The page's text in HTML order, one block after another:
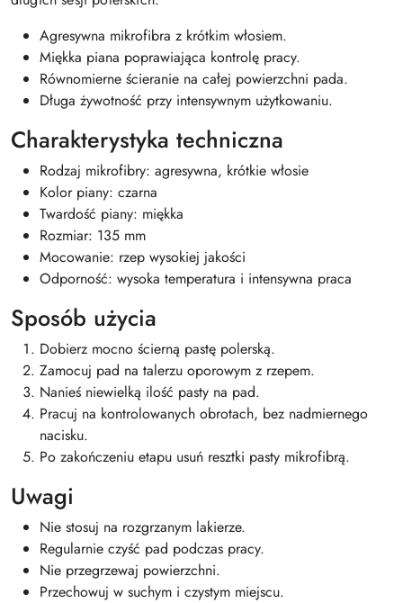
Agresywna mikrofibra z krótkim włosiem.
Miękka piana poprawiająca kontrolę pracy.
Równomierne ścieranie na całej powierzchni pada.
Długa żywotność przy intensywnym użytkowaniu.
Charakterystyka techniczna
Rodzaj mikrofibry: agresywna, krótkie włosie
Kolor piany: czarna
Twardość piany: miękka
Rozmiar: 135 mm
Mocowanie: rzep wysokiej jakości
Odporność: wysoka temperatura i intensywna praca
Sposób użycia
Dobierz mocno ścierną pastę polerską.
Zamocuj pad na talerzu oporowym z rzepem.
Nanieś niewielką ilość pasty na pad.
Pracuj na kontrolowanych obrotach, bez nadmiernego
nacisku.
Po zakończeniu etapu usuń resztki pasty mikrofibrą.
Uwagi
Nie stosuj na rozgrzanym lakierze.
Regularnie czyść pad podczas pracy.
Nie przegrzewaj powierzchni.
Przechowuj w suchym i czystym miejscu.